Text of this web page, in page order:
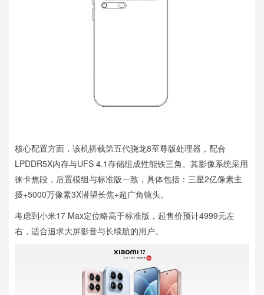
核心配置方面，该机搭载第五代骁龙8至尊版处理器，配合
LPDDR5X内存与UFS 4.1存储组成性能铁三角。其影像系统采用
徕卡焦段，后置模组与标准版一致，具体包括：三星2亿像素主
摄+5000万像素3X潜望长焦+超广角镜头。
考虑到小米17 Max定位略高于标准版，起售价预计4999元左
右，适合追求大屏影音与长续航的用户。